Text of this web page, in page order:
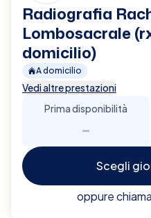
Radiografia
Lombosacrale
domicilio)
A domicilio
Vedi altre prestazioni
Prima disponibilità
-
Scegli
oppure